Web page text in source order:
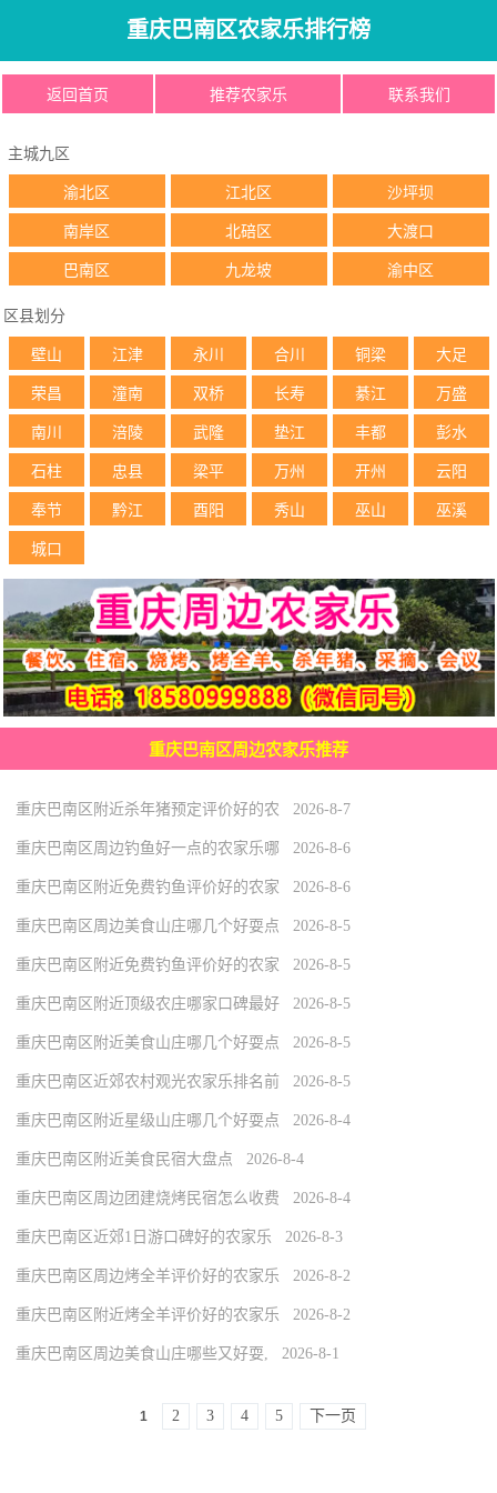
重庆巴南区农家乐排行榜
返回首页 推荐农家乐 联系我们
主城九区
渝北区 江北区 沙坪坝
南岸区 北碚区 大渡口
巴南区 九龙坡 渝中区
区县划分
壁山 江津 永川 合川 铜梁 大足
荣昌 潼南 双桥 长寿 綦江 万盛
南川 涪陵 武隆 垫江 丰都 彭水
石柱 忠县 梁平 万州 开州 云阳
奉节 黔江 酉阳 秀山 巫山 巫溪
城口
重庆巴南区周边农家乐推荐
重庆巴南区附近杀年猪预定评价好的农 2026-8-7
重庆巴南区周边钓鱼好一点的农家乐哪 2026-8-6
重庆巴南区附近免费钓鱼评价好的农家 2026-8-6
重庆巴南区周边美食山庄哪几个好耍点 2026-8-5
重庆巴南区附近免费钓鱼评价好的农家 2026-8-5
重庆巴南区附近顶级农庄哪家口碑最好 2026-8-5
重庆巴南区附近美食山庄哪几个好耍点 2026-8-5
重庆巴南区近郊农村观光农家乐排名前 2026-8-5
重庆巴南区附近星级山庄哪几个好耍点 2026-8-4
重庆巴南区附近美食民宿大盘点 2026-8-4
重庆巴南区周边团建烧烤民宿怎么收费 2026-8-4
重庆巴南区近郊1日游口碑好的农家乐 2026-8-3
重庆巴南区周边烤全羊评价好的农家乐 2026-8-2
重庆巴南区附近烤全羊评价好的农家乐 2026-8-2
重庆巴南区周边美食山庄哪些又好耍, 2026-8-1
1 2 3 4 5 下一页